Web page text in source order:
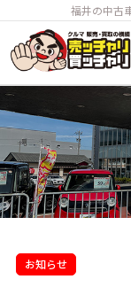
福井の中古
お知らせ